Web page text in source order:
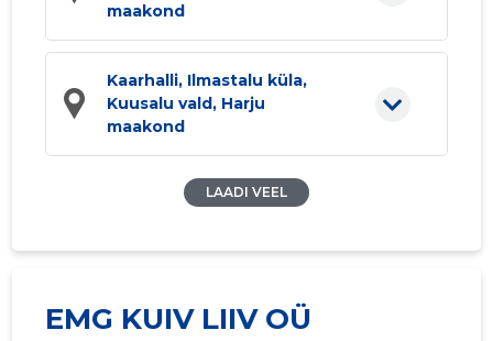
maakond
Kaarhalli, Ilmastalu küla,
Kuusalu vald, Harju
maakond
LAADI VEEL
EMG KUIV LIIV OÜ